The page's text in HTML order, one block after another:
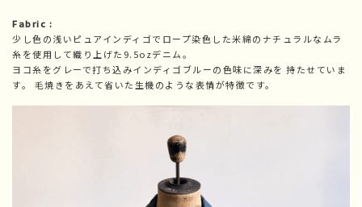
Fabric :
少し色の浅いピュアインディゴでロープ染色した米綿のナチュラルなムラ
糸を使用して織り上げた9.5ozデニム。
ヨコ糸をグレーで打ち込みインディゴブルーの色味に深みを 持たせていま
す。 毛焼きをあえて省いた生機のような表情が特徴です。